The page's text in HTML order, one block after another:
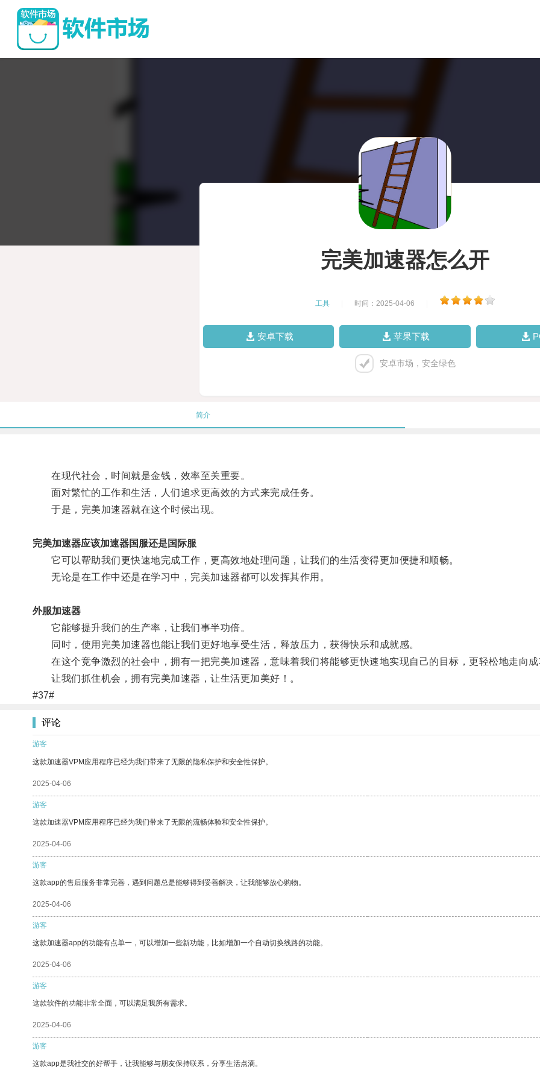
完美加速器怎么开
工具 时间：2025-04-06
安卓下载 苹果下载
安卓市场，安全绿色
简介
在现代社会，时间就是金钱，效率至关重要。
面对繁忙的工作和生活，人们追求更高效的方式来完成任务。
于是，完美加速器就在这个时候出现。
完美加速器应该加速器国服还是国际服
它可以帮助我们更快速地完成工作，更高效地处理问题，让我们的生活变得更加便捷和顺畅。
无论是在工作中还是在学习中，完美加速器都可以发挥其作用。
外服加速器
它能够提升我们的生产率，让我们事半功倍。
同时，使用完美加速器也能让我们更好地享受生活，释放压力，获得快乐和成就感。
在这个竞争激烈的社会中，拥有一把完美加速器，意味着我们将能够更快速地实现自己的目标，更轻松地走向成
让我们抓住机会，拥有完美加速器，让生活更加美好！。
#37#
评论
游客
这款加速器VPM应用程序已经为我们带来了无限的隐私保护和安全性保护。
2025-04-06
游客
这款加速器VPM应用程序已经为我们带来了无限的流畅体验和安全性保护。
2025-04-06
游客
这款app的售后服务非常完善，遇到问题总是能够得到妥善解决，让我能够放心购物。
2025-04-06
游客
这款加速器app的功能有点单一，可以增加一些新功能，比如增加一个自动切换线路的功能。
2025-04-06
游客
这款软件的功能非常全面，可以满足我所有需求。
2025-04-06
游客
这款app是我社交的好帮手，让我能够与朋友保持联系，分享生活点滴。